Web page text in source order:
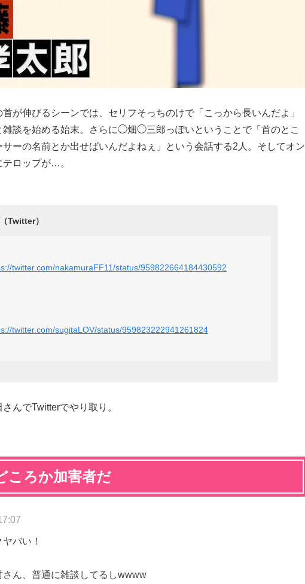
が伸びるシーンでは、セリフそっちのけで「こっから長いんだよ」
雑談を始める始末。さらに◯畑◯三郎っぽいということで「首のとこ
サーの名前とか出せばいんだよねぇ」という会話する2人。そしてオン
ロップが…。
twitter.com/nakamuraFF11/status/959822664184430592
twitter.com/sugitaLOV/status/959823222941261824
んでTwitterでやり取り。
ころか加害者だ
バい！
さん、普通に雑談してるしwwww